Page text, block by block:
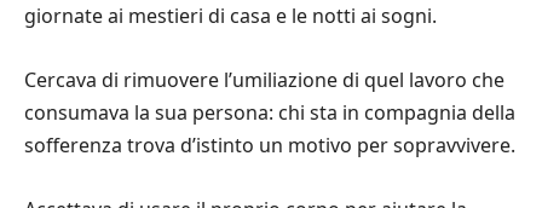
giornate ai mestieri di casa e le notti ai sogni.
Cercava di rimuovere l’umiliazione di quel lavoro che
consumava la sua persona: chi sta in compagnia della
sofferenza trova d’istinto un motivo per sopravvivere.